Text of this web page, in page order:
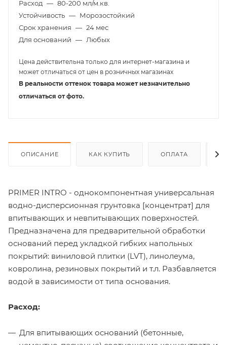
Расход — 80-200 мл/м.кв.
Устойчивость — Морозостойкий
Срок хранения — 24 мес
Для оснований — Любых
Цена действительна только для интернет-магазина и
может отличаться от цен в розничных магазинах
В реальности оттенок товара может незначительно
отличаться от фото.
ОПИСАНИЕ КАК КУПИТЬ ОПЛАТА
PRIMER INTRO - однокомпонентная универсальная
водно-дисперсионная грунтовка [концентрат] для
впитывающих и невпитывающих поверхностей.
Предназначена для предварительной обработки
оснований перед укладкой гибких напольных
покрытий: виниловой плитки (LVT), линолеума,
ковролина, резиновых покрытий и т.л. Разбавляется
водой в зависимости от типа основания.
Расход:
Для впитывающих оснований (бетонные,